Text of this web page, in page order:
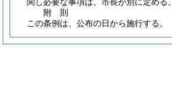
附 則
この条例は、公布の日から施行する。